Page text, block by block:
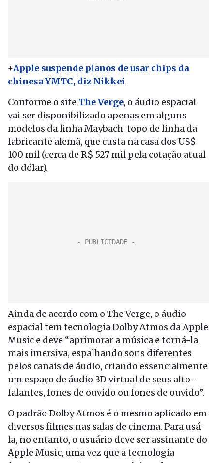
+Apple suspende planos de usar chips da
chinesa YMTC, diz Nikkei
Conforme o site The Verge, o áudio espacial
vai ser disponibilizado apenas em alguns
modelos da linha Maybach, topo de linha da
fabricante alemã, que custa na casa dos US$
100 mil (cerca de R$ 527 mil pela cotação atual
do dólar).
Ainda de acordo com o The Verge, o áudio
espacial tem tecnologia Dolby Atmos da Apple
Music e deve “aprimorar a música e torná-la
mais imersiva, espalhando sons diferentes
pelos canais de áudio, criando essencialmente
um espaço de áudio 3D virtual de seus alto-
falantes, fones de ouvido ou fones de ouvido”.
O padrão Dolby Atmos é o mesmo aplicado em
diversos filmes nas salas de cinema. Para usá-
la, no entanto, o usuário deve ser assinante do
Apple Music, uma vez que a tecnologia